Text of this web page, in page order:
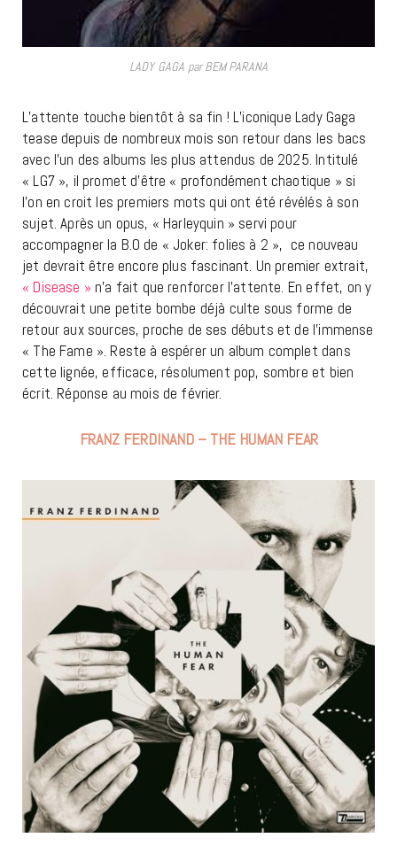
LADY GAGA par BEM PARANA
L’attente touche bientôt à sa fin ! L’iconique Lady Gaga
tease depuis de nombreux mois son retour dans les bacs
avec l’un des albums les plus attendus de 2025. Intitulé
« LG7 », il promet d’être « profondément chaotique » si
l’on en croit les premiers mots qui ont été révélés à son
sujet. Après un opus, « Harleyquin » servi pour
accompagner la B.O de « Joker: folies à 2 », ce nouveau
jet devrait être encore plus fascinant. Un premier extrait,
« Disease » n’a fait que renforcer l’attente. En effet, on y
découvrait une petite bombe déjà culte sous forme de
retour aux sources, proche de ses débuts et de l’immense
« The Fame ». Reste à espérer un album complet dans
cette lignée, efficace, résolument pop, sombre et bien
écrit. Réponse au mois de février.
FRANZ FERDINAND – THE HUMAN FEAR